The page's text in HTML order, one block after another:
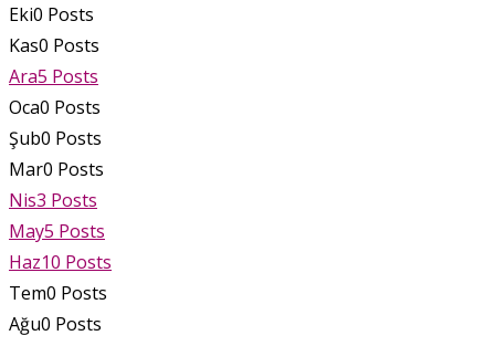
Eki0 Posts
Kas0 Posts
Ara5 Posts
Oca0 Posts
Şub0 Posts
Mar0 Posts
Nis3 Posts
May5 Posts
Haz10 Posts
Tem0 Posts
Ağu0 Posts